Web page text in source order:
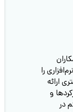
را
ارائه
و
در